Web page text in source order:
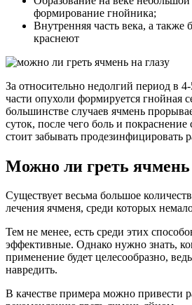
формирование гнойника;
Внутренняя часть века, а также
краснеют
За относительно недолгий период в
части опухоли формируется гнойная
большинстве случаев ячмень
суток, после чего боль и
стоит забывать продезинфицировать
Можно ли греть ячмень
Существует весьма большое
лечения ячменя, среди которых
Тем не менее, есть среди этих
эффективные. Однако нужно знать,
применение будет целесообразно,
навредить.
В качестве примера можно привести